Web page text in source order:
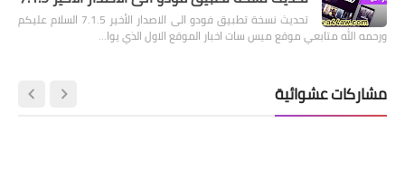
تحديث نسخة تطبيق فودو الى الاصدار الأخير 7.1.5 السلام عليكم
ورحمه الله متابعي موقع ميس سات اخبار الموقع الاول الذي يوا…
مشاركات عشوائية